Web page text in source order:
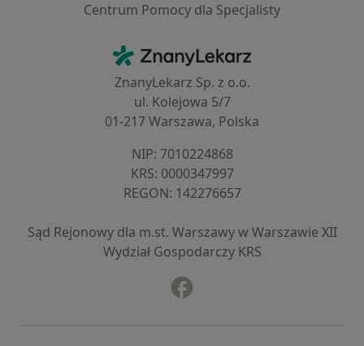
Centrum Pomocy dla Specjalisty
ZnanyLekarz - Strona główna
ZnanyLekarz Sp. z o.o.
ul. Kolejowa 5/7
01-217 Warszawa, Polska
NIP: ⁠7010224868
KRS: ⁠0000347997
REGON: ⁠142276657
Sąd Rejonowy dla m.st. Warszawy w Warszawie XII
Wydział Gospodarczy KRS